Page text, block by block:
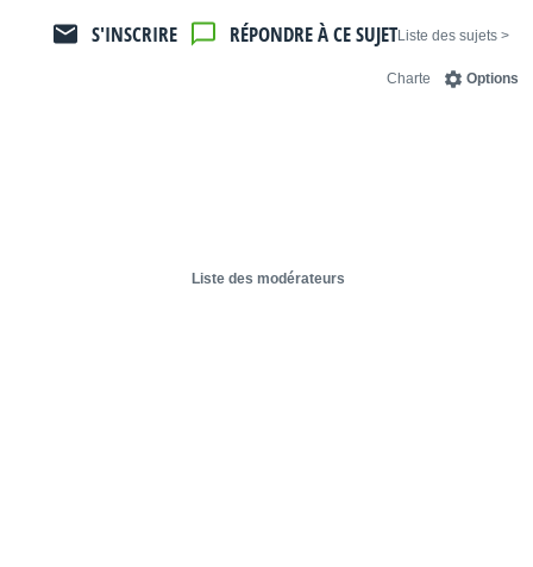
< Liste des sujets
RÉPONDRE À CE SUJET
S'INSCRIRE
Options
Charte
Liste des modérateurs